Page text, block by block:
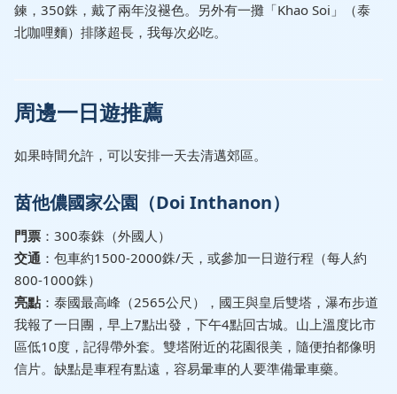
鍊，350銖，戴了兩年沒褪色。另外有一攤「Khao Soi」（泰
北咖哩麵）排隊超長，我每次必吃。
周邊一日遊推薦
如果時間允許，可以安排一天去清邁郊區。
茵他儂國家公園（Doi Inthanon）
門票 ：300泰銖（外國人）
交通 ：包車約1500-2000銖/天，或參加一日遊行程（每人約
800-1000銖）
亮點 ：泰國最高峰（2565公尺），國王與皇后雙塔，瀑布步道
我報了一日團，早上7點出發，下午4點回古城。山上溫度比市
區低10度，記得帶外套。雙塔附近的花園很美，隨便拍都像明
信片。缺點是車程有點遠，容易暈車的人要準備暈車藥。